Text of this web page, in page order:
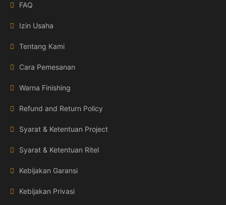
FAQ
Izin Usaha
Tentang Kami
Cara Pemesanan
Warna Finishing
Refund and Return Policy
Syarat & Ketentuan Project
Syarat & Ketentuan Ritel
Kebijakan Garansi
Kebijakan Privasi